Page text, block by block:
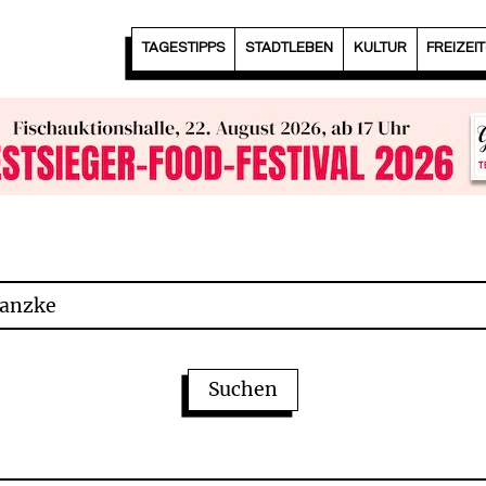
TAGESTIPPS STADTLEBEN KULTUR